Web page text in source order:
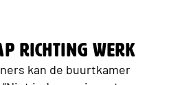
richting werk
kan de buurtkamer